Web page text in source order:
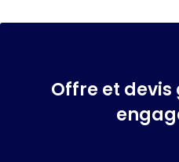
Offre et